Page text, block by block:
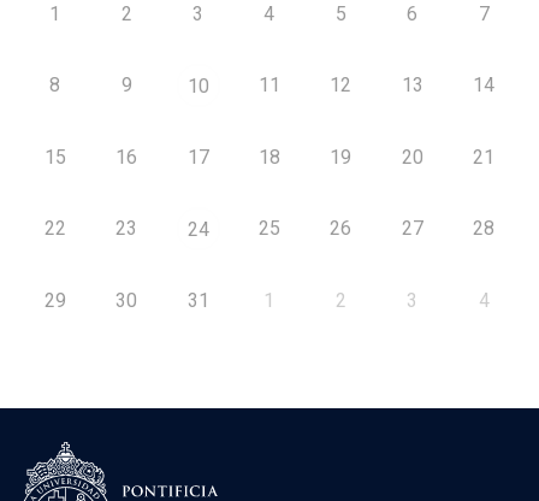
1 2 3 4 5 6 7
8 9 10 11 12 13 14
15 16 17 18 19 20 21
22 23 24 25 26 27 28
29 30 31 1 2 3 4